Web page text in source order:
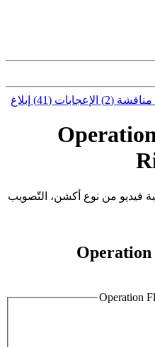
مناقشة (2) الإعجابات (41) إبلاغ
فيديو من نوع أكشن، التّصويب
Operation